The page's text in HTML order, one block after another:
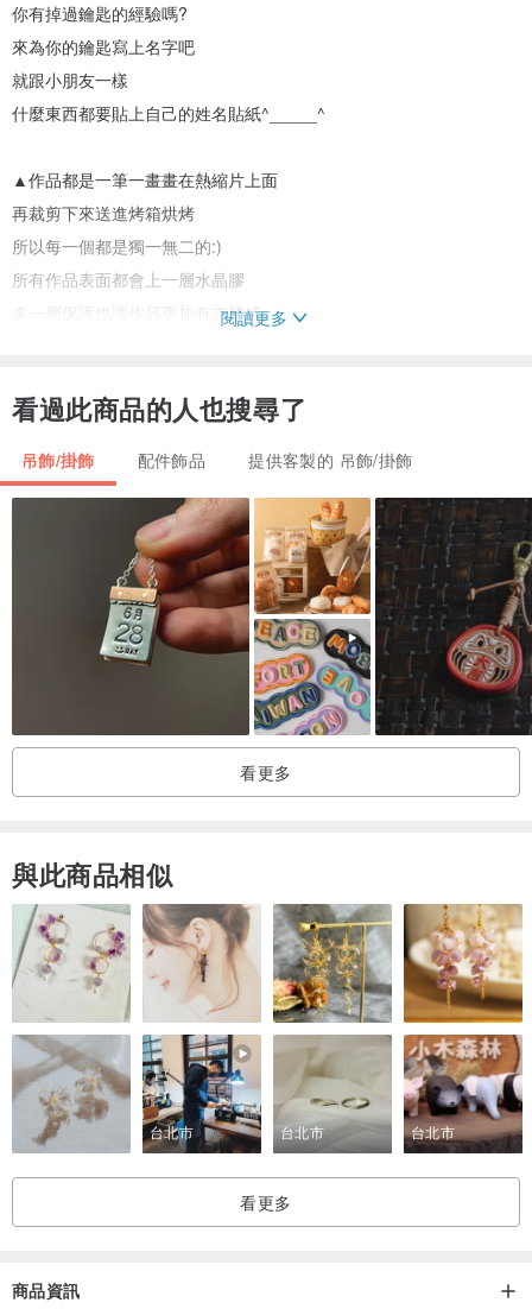
你有掉過鑰匙的經驗嗎?
來為你的鑰匙寫上名字吧
就跟小朋友一樣
什麼東西都要貼上自己的姓名貼紙^_____^
▲作品都是一筆一畫畫在熱縮片上面
再裁剪下來送進烤箱烘烤
所以每一個都是獨一無二的:)
所有作品表面都會上一層水晶膠
多一層保護也讓作品更加有立體感
鑰匙圈 手機吊飾 珠鍊吊飾
用ATM直接轉帳可以折5元唷~
請直接手動由運費扣除^^
閱讀更多
看過此商品的人也搜尋了
吊飾/掛飾 配件飾品 提供客製的 吊飾/掛飾
看更多
與此商品相似
台北市 台北市 台北市
看更多
商品資訊